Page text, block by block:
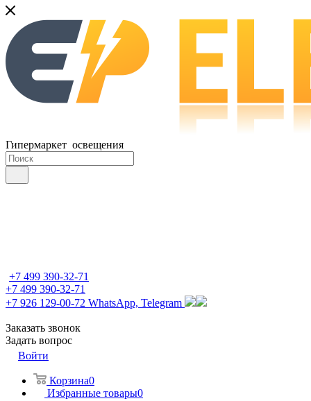
Гипермаркет освещения
+7 499 390-32-71
+7 499 390-32-71
+7 926 129-00-72 WhatsApp, Telegram
Заказать звонок
Задать вопрос
Войти
Корзина0
Избранные товары0